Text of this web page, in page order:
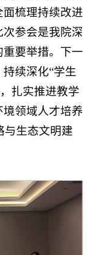
梳理持续改进
参会是我院深
要举措。下一
续深化“学生
扎实推进教学
领域人才培养
与生态文明建